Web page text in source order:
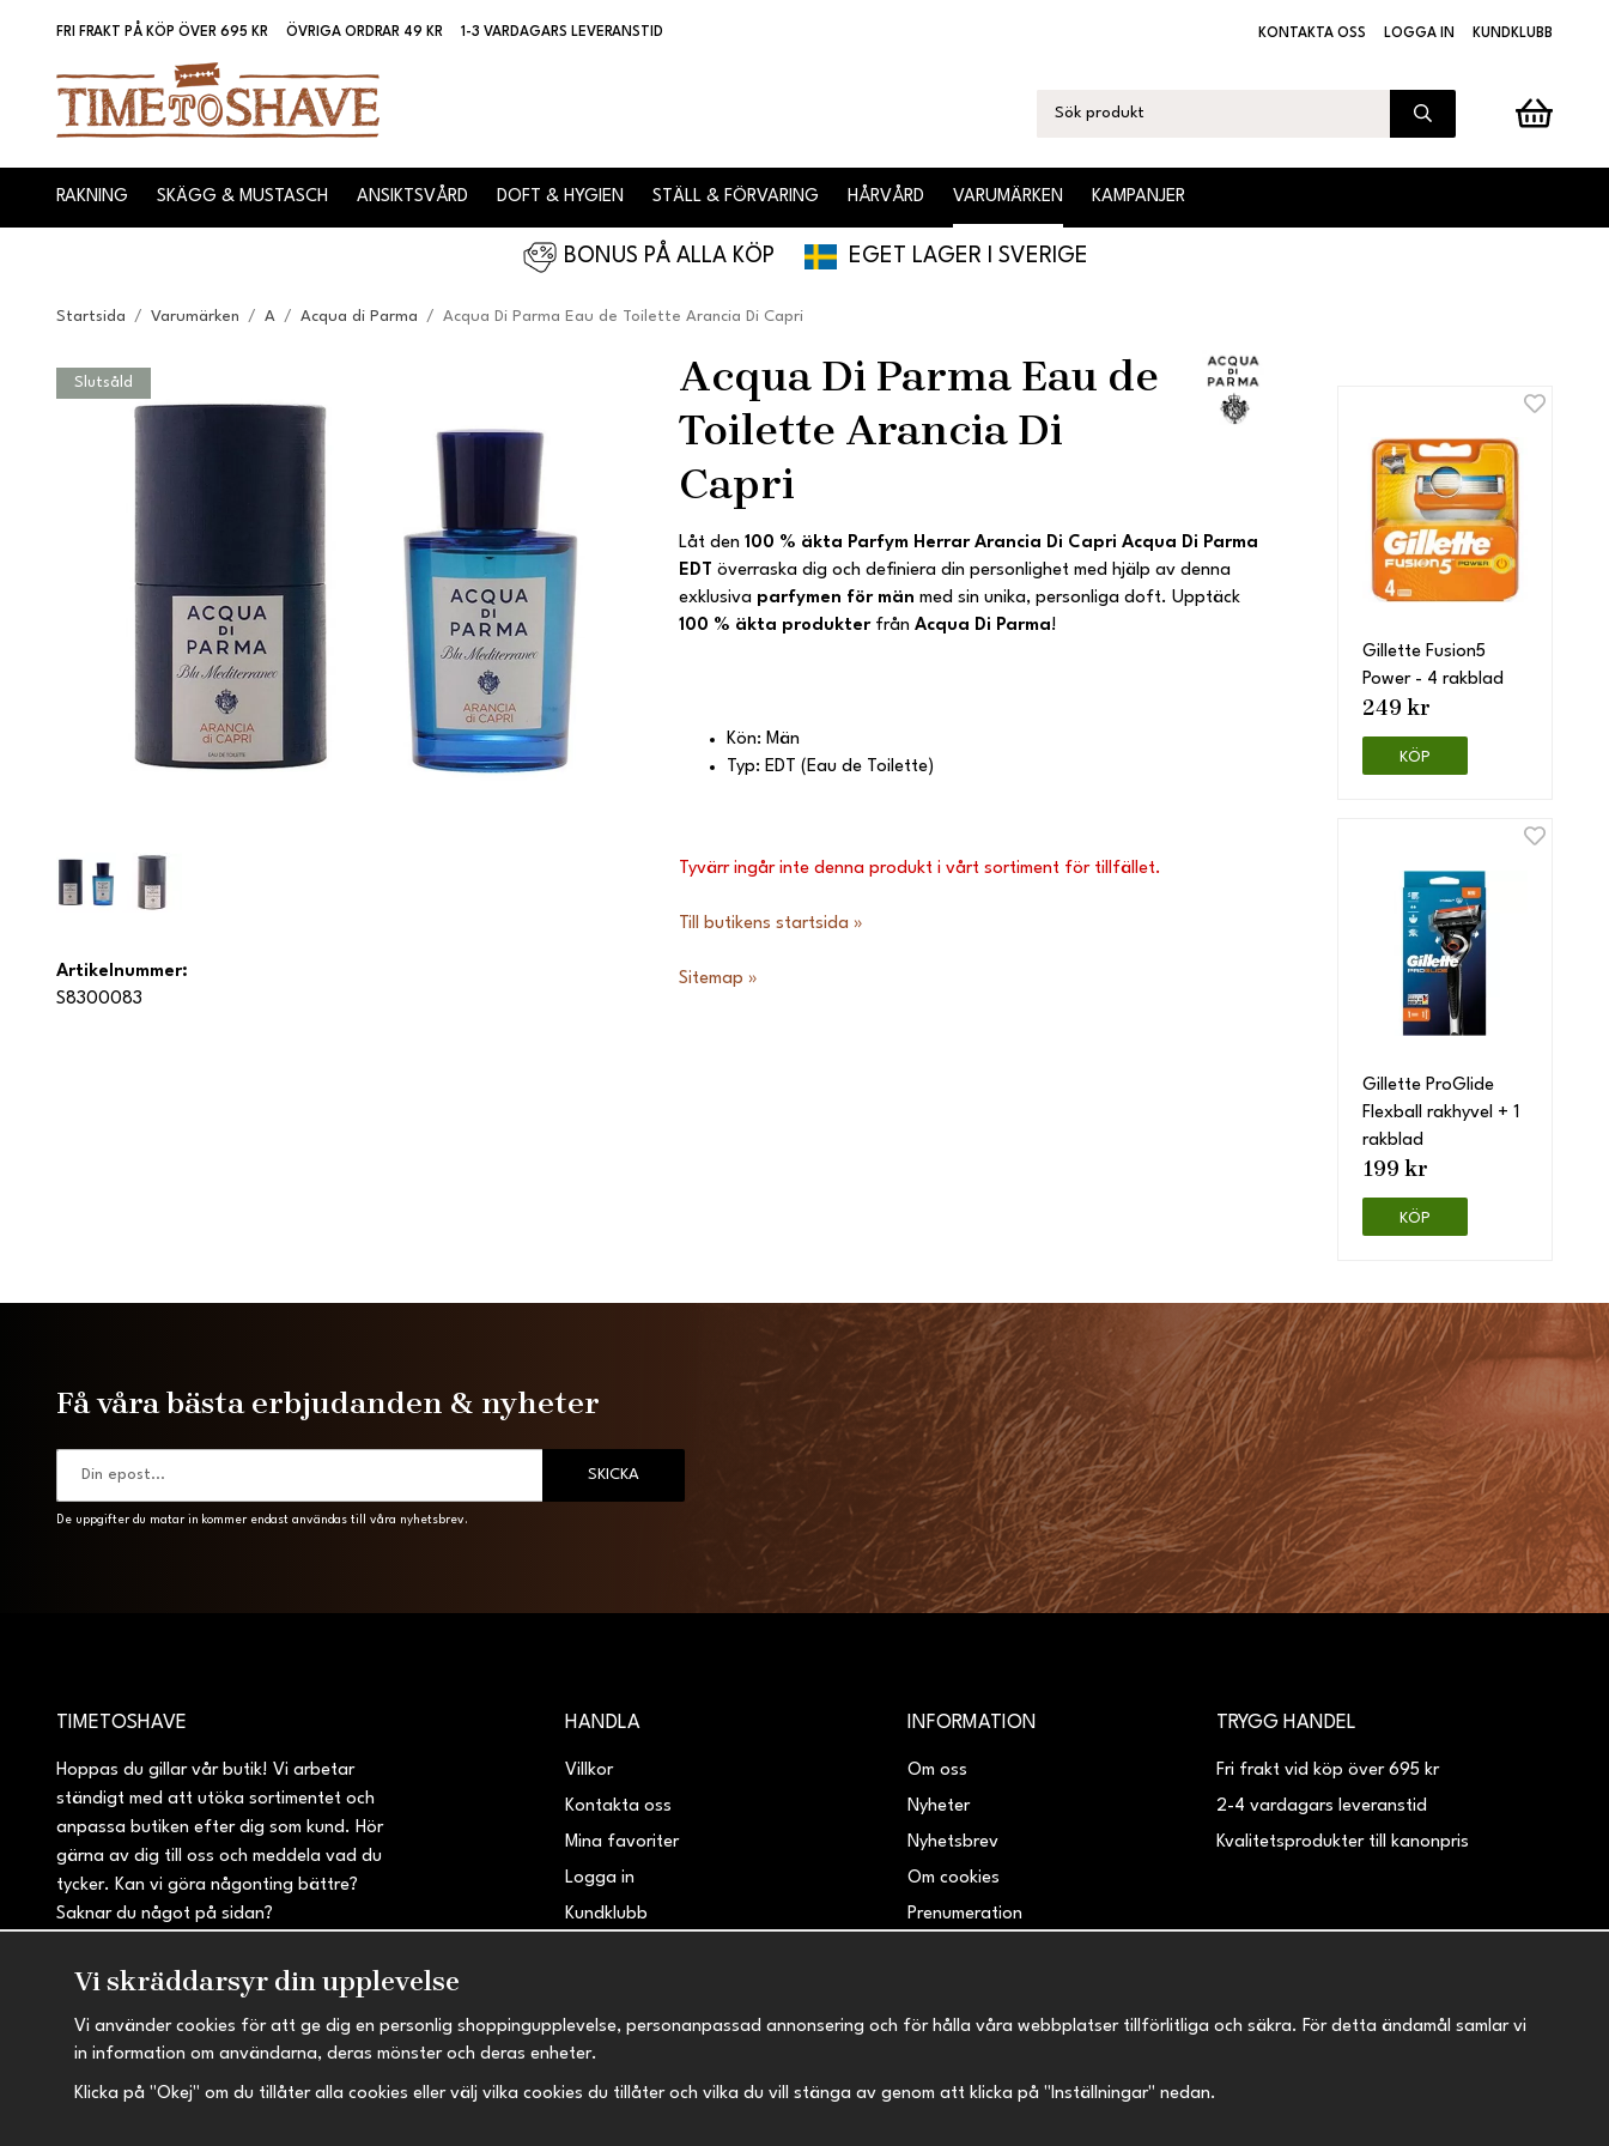
FRI FRAKT PÅ KÖP ÖVER 695 KR ÖVRIGA ORDRAR 49 KR 1-3 VARDAGARS LEVERANSTID KONTAKTA OSS LOGGA IN KUNDKLUBB
RAKNING SKÄGG & MUSTASCH ANSIKTSVÅRD DOFT & HYGIEN STÄLL & FÖRVARING HÅRVÅRD VARUMÄRKEN KAMPANJER
BONUS PÅ ALLA KÖP EGET LAGER I SVERIGE
Startsida / Varumärken / A / Acqua di Parma / Acqua Di Parma Eau de Toilette Arancia Di Capri
Slutsåld
Acqua Di Parma Eau de
Toilette Arancia Di
Capri
Låt den 100 % äkta Parfym Herrar Arancia Di Capri Acqua Di Parma
EDT överraska dig och definiera din personlighet med hjälp av denna
exklusiva parfymen för män med sin unika, personliga doft. Upptäck
100 % äkta produkter från Acqua Di Parma!
Kön: Män
Typ: EDT (Eau de Toilette)
Tyvärr ingår inte denna produkt i vårt sortiment för tillfället.
Till butikens startsida »
Sitemap »
Gillette Fusion5
Power - 4 rakblad
249 kr
KÖP
Gillette ProGlide
Flexball rakhyvel + 1
rakblad
199 kr
KÖP
Artikelnummer:
S8300083
Få våra bästa erbjudanden & nyheter
SKICKA
De uppgifter du matar in kommer endast användas till våra nyhetsbrev.
TIMETOSHAVE
Hoppas du gillar vår butik! Vi arbetar
ständigt med att utöka sortimentet och
anpassa butiken efter dig som kund. Hör
gärna av dig till oss och meddela vad du
tycker. Kan vi göra någonting bättre?
Saknar du något på sidan?
HANDLA
Villkor
Kontakta oss
Mina favoriter
Logga in
Kundklubb
INFORMATION
Om oss
Nyheter
Nyhetsbrev
Om cookies
Prenumeration
TRYGG HANDEL
Fri frakt vid köp över 695 kr
2-4 vardagars leveranstid
Kvalitetsprodukter till kanonpris
Vi skräddarsyr din upplevelse
Vi använder cookies för att ge dig en personlig shoppingupplevelse, personanpassad annonsering och för hålla våra webbplatser tillförlitliga och säkra. För detta ändamål samlar vi
in information om användarna, deras mönster och deras enheter.
Klicka på "Okej" om du tillåter alla cookies eller välj vilka cookies du tillåter och vilka du vill stänga av genom att klicka på "Inställningar" nedan.